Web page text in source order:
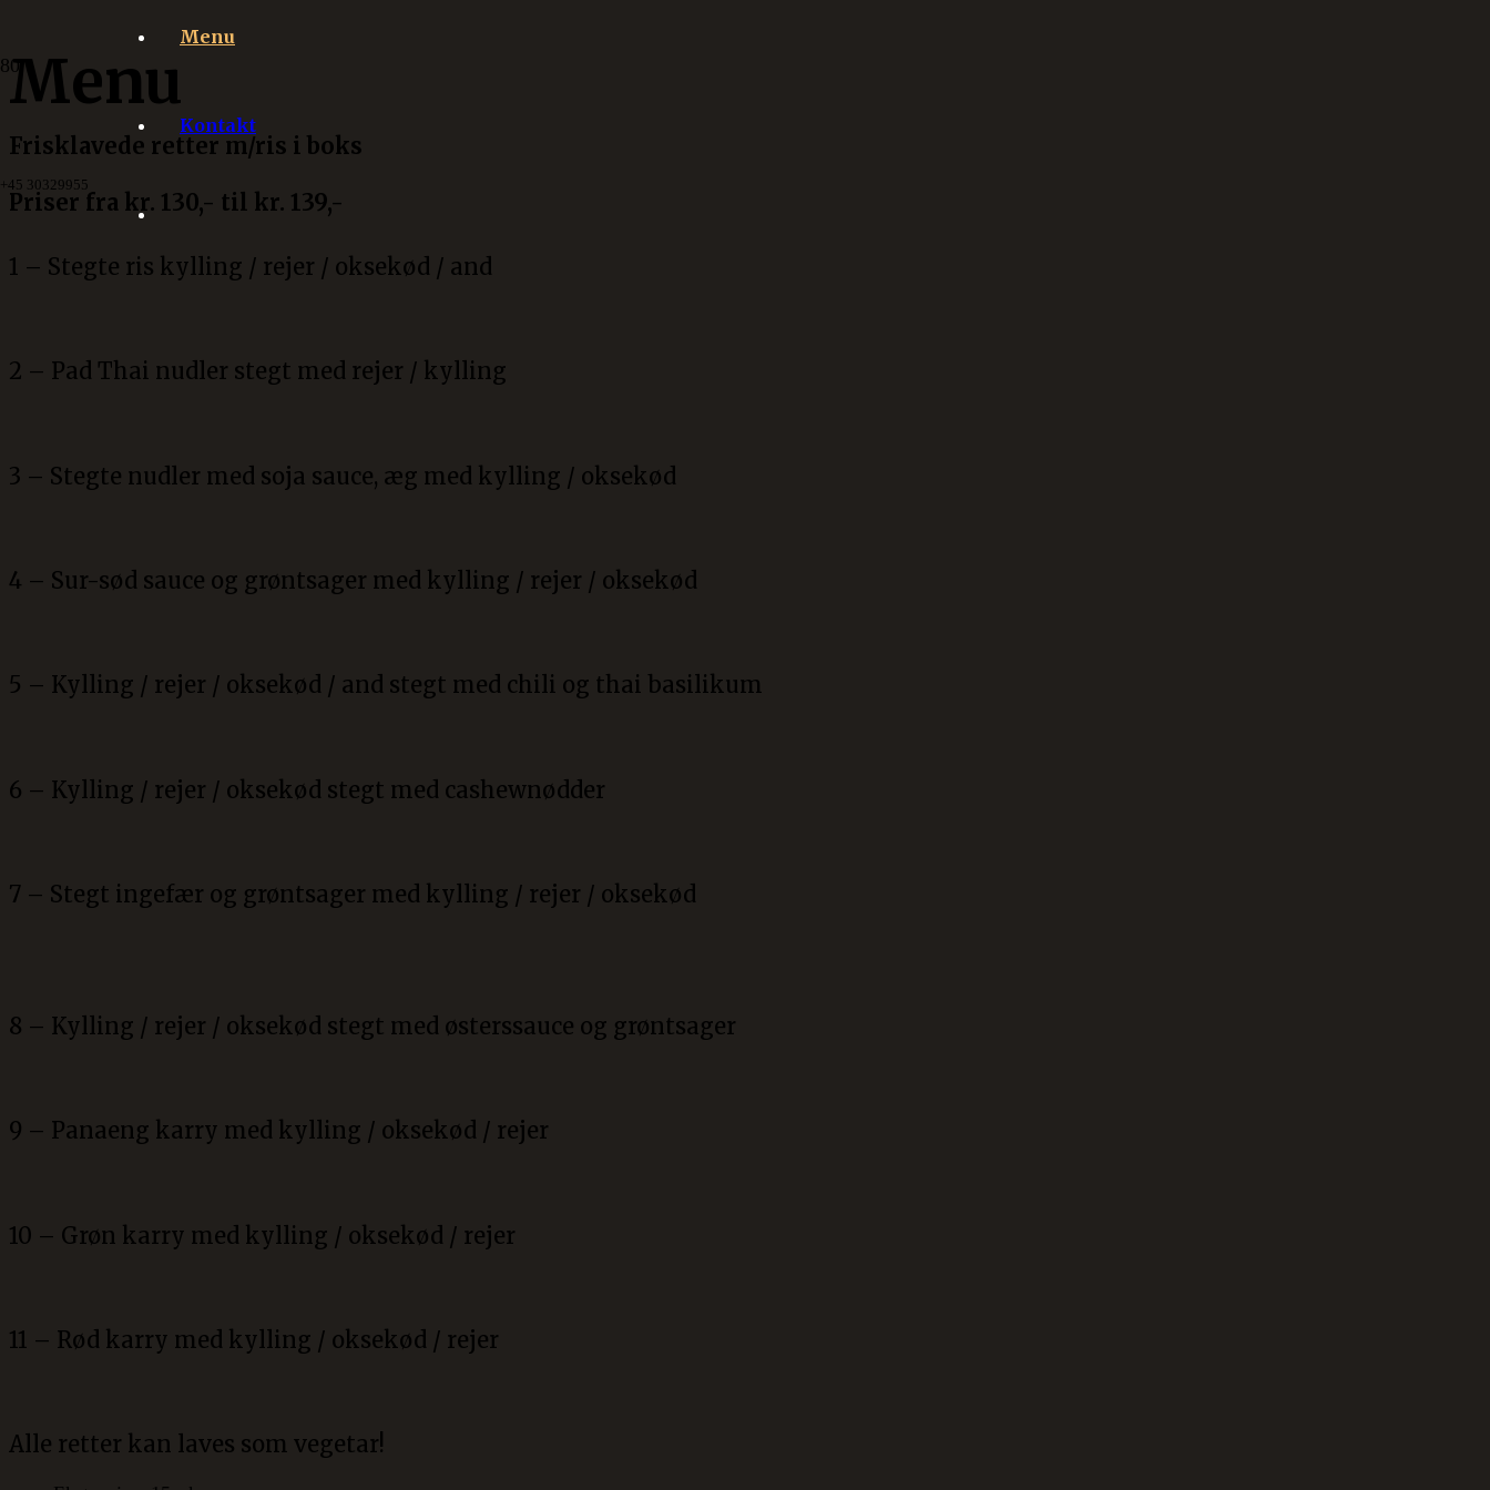
Menu
Kontakt
+45 30329955
Menu
Frisklavede retter m/ris i boks
Priser fra kr. 130,- til kr. 139,-
1 – Stegte ris kylling / rejer / oksekød / and
2 – Pad Thai nudler stegt med rejer / kylling
3 – Stegte nudler med soja sauce, æg med kylling / oksekød
4 – Sur-sød sauce og grøntsager med kylling / rejer / oksekød
5 – Kylling / rejer / oksekød / and stegt med chili og thai basilikum
6 – Kylling / rejer / oksekød stegt med cashewnødder
7 – Stegt ingefær og grøntsager med kylling / rejer / oksekød
8 – Kylling / rejer / oksekød stegt med østerssauce og grøntsager
9 – Panaeng karry med kylling / oksekød / rejer
10 – Grøn karry med kylling / oksekød / rejer
11 – Rød karry med kylling / oksekød / rejer
Alle retter kan laves som vegetar!